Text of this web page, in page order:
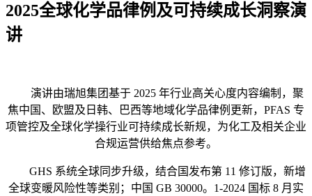
2025全球化学品律例及可持续成长洞察演
讲
演讲由瑞旭集团基于 2025 年行业高关心度内容编制，聚
焦中国、欧盟及日韩、巴西等地域化学品律例更新，PFAS 专
项管控及全球化学操行业可持续成长新规，为化工及相关企业
合规运营供给焦点参考。
GHS 系统全球同步升级，结合国发布第 11 修订版，新增
全球变暖风险性等类别；中国 GB 30000。1-2024 国标 8 月实